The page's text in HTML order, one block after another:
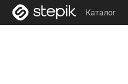
Каталог